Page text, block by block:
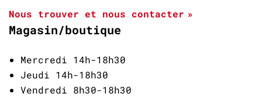
Nous trouver et nous contacter
Magasin/boutique
Mercredi 14h-18h30
Jeudi 14h-18h30
Vendredi 8h30-18h30